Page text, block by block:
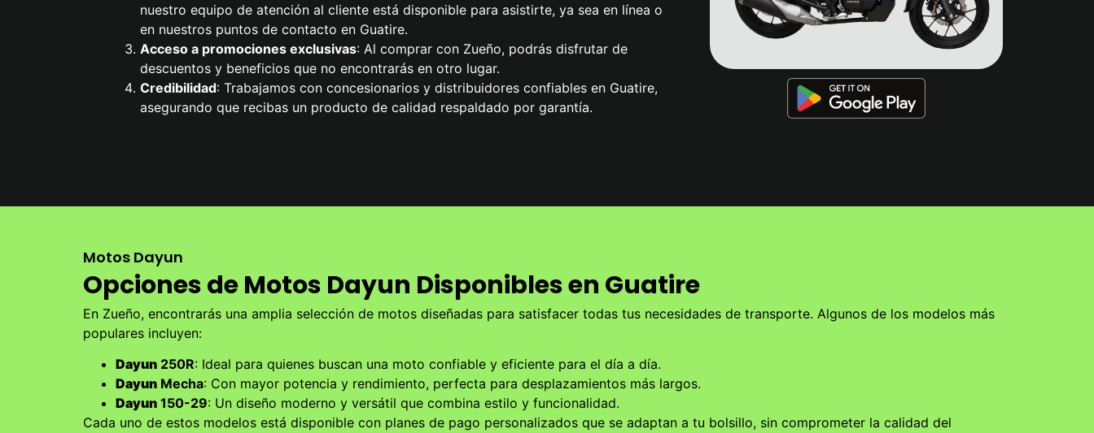
nuestro equipo de atención al cliente está disponible para asistirte, ya sea en línea o
en nuestros puntos de contacto en Guatire.
Acceso a promociones exclusivas: Al comprar con Zueño, podrás disfrutar de
descuentos y beneficios que no encontrarás en otro lugar.
Credibilidad: Trabajamos con concesionarios y distribuidores confiables en Guatire,
asegurando que recibas un producto de calidad respaldado por garantía.
Motos Dayun
Opciones de Motos Dayun Disponibles en Guatire
En Zueño, encontrarás una amplia selección de motos diseñadas para satisfacer todas tus necesidades de transporte. Algunos de los modelos más
populares incluyen:
Dayun 250R: Ideal para quienes buscan una moto confiable y eficiente para el día a día.
Dayun Mecha: Con mayor potencia y rendimiento, perfecta para desplazamientos más largos.
Dayun 150-29: Un diseño moderno y versátil que combina estilo y funcionalidad.
Cada uno de estos modelos está disponible con planes de pago personalizados que se adaptan a tu bolsillo, sin comprometer la calidad del